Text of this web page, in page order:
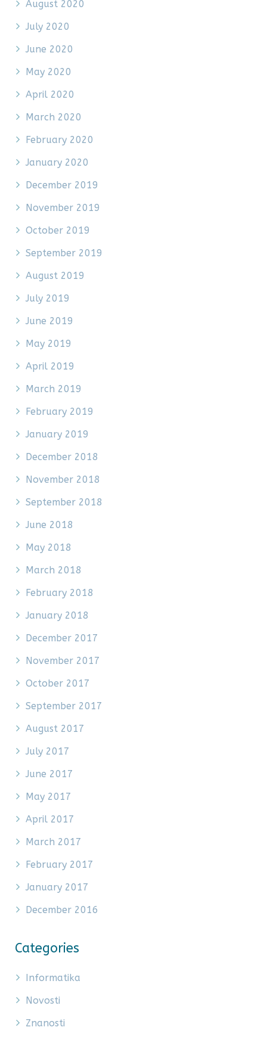
August 2020
July 2020
June 2020
May 2020
April 2020
March 2020
February 2020
January 2020
December 2019
November 2019
October 2019
September 2019
August 2019
July 2019
June 2019
May 2019
April 2019
March 2019
February 2019
January 2019
December 2018
November 2018
September 2018
June 2018
May 2018
March 2018
February 2018
January 2018
December 2017
November 2017
October 2017
September 2017
August 2017
July 2017
June 2017
May 2017
April 2017
March 2017
February 2017
January 2017
December 2016
Categories
Informatika
Novosti
Znanosti